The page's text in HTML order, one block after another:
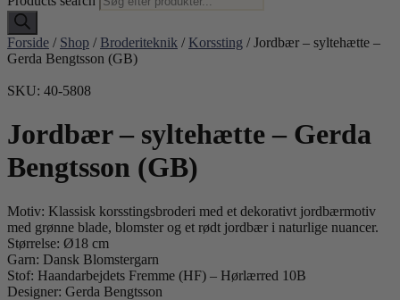
Forside / Shop / Broderiteknik / Korssting / Jordbær – syltehætte –
Gerda Bengtsson (GB)
SKU: 40-5808
Jordbær – syltehætte – Gerda
Bengtsson (GB)
Motiv: Klassisk korsstingsbroderi med et dekorativt jordbærmotiv
med grønne blade, blomster og et rødt jordbær i naturlige nuancer.
Størrelse: Ø18 cm
Garn: Dansk Blomstergarn
Stof: Haandarbejdets Fremme (HF) – Hørlærred 10B
Designer: Gerda Bengtsson